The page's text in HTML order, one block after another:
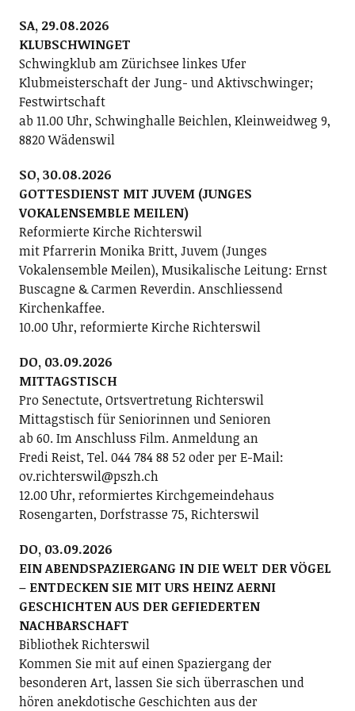
SA, 29.08.2026
KLUBSCHWINGET
Schwingklub am Zürichsee linkes Ufer
Klubmeisterschaft der Jung- und Aktivschwinger;
Festwirtschaft
ab 11.00 Uhr, Schwinghalle Beichlen, Kleinweidweg 9,
8820 Wädenswil
SO, 30.08.2026
GOTTESDIENST MIT JUVEM (JUNGES
VOKALENSEMBLE MEILEN)
Reformierte Kirche Richterswil
mit Pfarrerin Monika Britt, Juvem (Junges
Vokalensemble Meilen), Musikalische Leitung: Ernst
Buscagne & Carmen Reverdin. Anschliessend
Kirchenkaffee.
10.00 Uhr, reformierte Kirche Richterswil
DO, 03.09.2026
MITTAGSTISCH
Pro Senectute, Ortsvertretung Richterswil
Mittagstisch für Seniorinnen und Senioren
ab 60. Im Anschluss Film. Anmeldung an
Fredi Reist, Tel. 044 784 88 52 oder per E-Mail:
ov.richterswil@pszh.ch
12.00 Uhr, reformiertes Kirchgemeindehaus
Rosengarten, Dorfstrasse 75, Richterswil
DO, 03.09.2026
EIN ABENDSPAZIERGANG IN DIE WELT DER VÖGEL
– ENTDECKEN SIE MIT URS HEINZ AERNI
GESCHICHTEN AUS DER GEFIEDERTEN
NACHBARSCHAFT
Bibliothek Richterswil
Kommen Sie mit auf einen Spaziergang der
besonderen Art, lassen Sie sich überraschen und
hören anekdotische Geschichten aus der